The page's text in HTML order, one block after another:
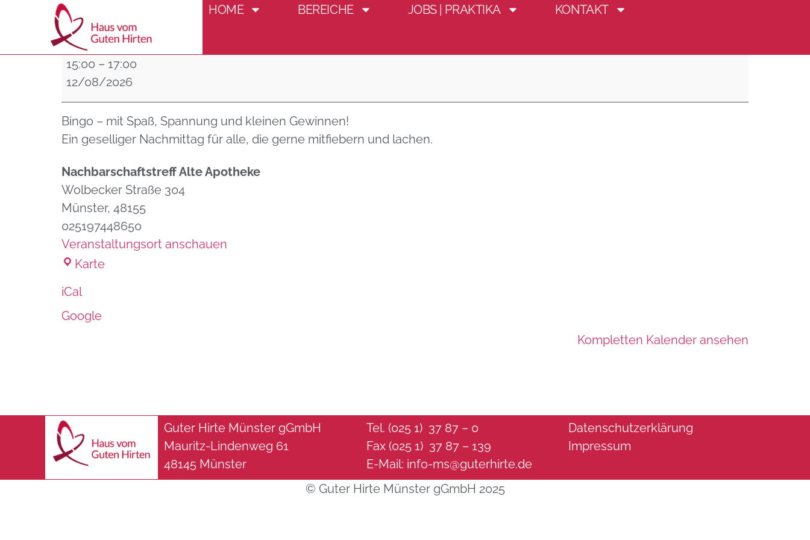
HOME BEREICHE JOBS | PRAKTIKA KONTAKT
Bingo
15:00 – 17:00
12/08/2026
Bingo – mit Spaß, Spannung und kleinen Gewinnen!
Ein geselliger Nachmittag für alle, die gerne mitfiebern und lachen.
Nachbarschaftstreff Alte Apotheke
Wolbecker Straße 304
Münster, 48155
025197448650
Veranstaltungsort anschauen
Karte
iCal
Google
Kompletten Kalender ansehen
Guter Hirte Münster gGmbH
Mauritz-Lindenweg 61
48145 Münster
Tel. (025 1) 37 87 – 0
Fax (025 1) 37 87 – 139
E-Mail: info-ms@guterhirte.de
Datenschutzerklärung
Impressum
© Guter Hirte Münster gGmbH 2025